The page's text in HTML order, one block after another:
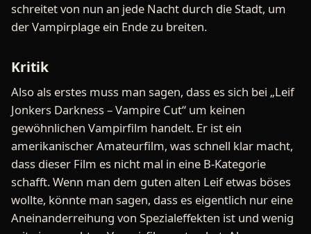
schreitet von nun an jede Nacht durch die Stadt, um
der Vampirplage ein Ende zu breiten.
Kritik
Also als erstes muss man sagen, dass es sich bei „Leif
Jonkers Darkness – Vampire Cut“ um keinen
gewöhnlichen Vampirfilm handelt. Er ist ein
amerikanischer Amateurfilm, was schnell klar macht,
dass dieser Film es nicht mal in eine B-Kategorie
schafft. Wenn man dem guten alten Leif etwas böses
wollte, könnte man sagen, dass es eigentlich nur eine
Aneinanderreihung von Spezialeffekten ist und wenig